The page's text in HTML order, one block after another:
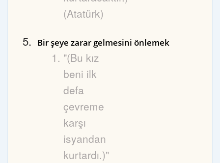
(Atatürk)
Bir şeye zarar gelmesini önlemek
"(Bu kız
beni ilk
defa
çevreme
karşı
isyandan
kurtardı.)"